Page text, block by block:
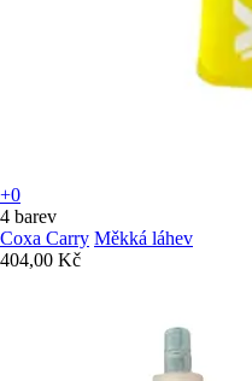
+0
4 barev
Coxa Carry Měkká láhev
404,00 Kč